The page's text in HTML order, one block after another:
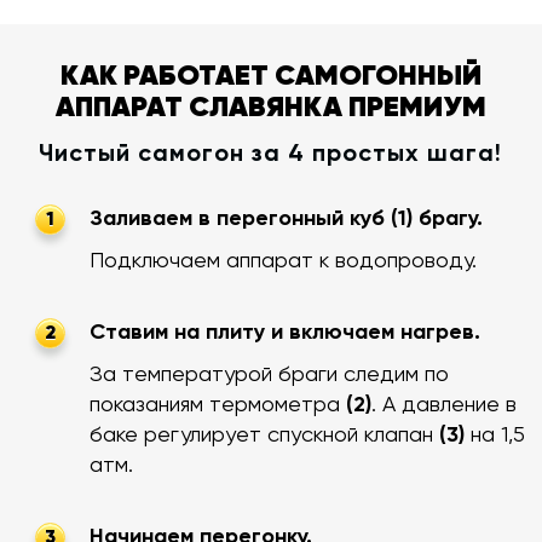
КАК РАБОТАЕТ САМОГОННЫЙ
АППАРАТ СЛАВЯНКА ПРЕМИУМ
Чистый самогон за 4 простых шага!
1
Заливаем в перегонный куб (1) брагу.
Подключаем аппарат к водопроводу.
2
Ставим на плиту и включаем нагрев.
За температурой браги следим по
показаниям термометра (2). А давление в
баке регулирует спускной клапан (3) на 1,5
атм.
Начинаем перегонку.